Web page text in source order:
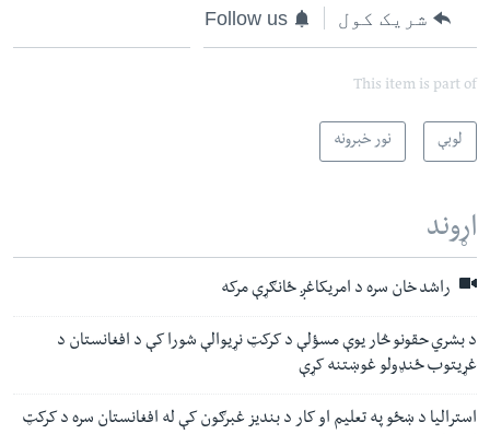
شریک کول Follow us
This item is part of
لوبې نور خبرونه
اړوند
راشد خان سره د امریکاغږ ځانګړې مرکه
د بشري حقونو څار یوې مسؤلې د کرکټ نړیوالې شورا کې د افغانستان د
غړیتوب ځنډولو غوښتنه کړې
استرالیا د ښځو په تعلیم او کار د بندیز غبرګون کې له افغانستان سره د کرکټ